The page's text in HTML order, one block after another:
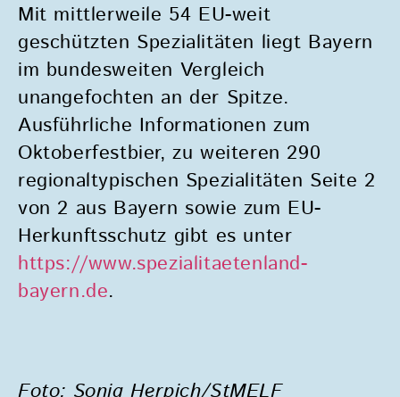
Mit mittlerweile 54 EU-weit
geschützten Spezialitäten liegt Bayern
im bundesweiten Vergleich
unangefochten an der Spitze.
Ausführliche Informationen zum
Oktoberfestbier, zu weiteren 290
regionaltypischen Spezialitäten Seite 2
von 2 aus Bayern sowie zum EU-
Herkunftsschutz gibt es unter
https://www.spezialitaetenland-
bayern.de.